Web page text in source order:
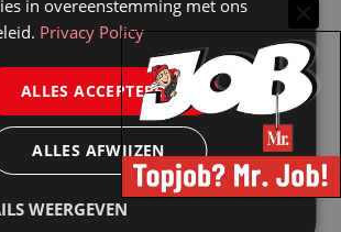
JURIDISCH NIEUWS
notariële akten na topmaand in juni
terug naar normaal
augustus 2026
in overeenstemming met ons
Privacy Policy
ALLES ACCEPTEREN
ALLES AFWIJZEN
WEERGEVEN